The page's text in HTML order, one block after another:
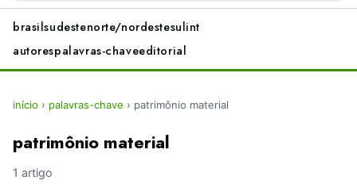
brasilsudestenorte/nordestesulint
autorespalavras-chaveeditorial
início › palavras-chave › patrimônio material
patrimônio material
1 artigo